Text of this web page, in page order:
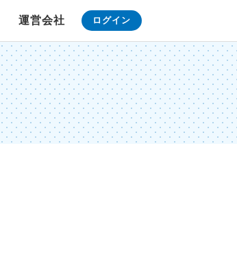
G-アライバル
運営会社 ログイン